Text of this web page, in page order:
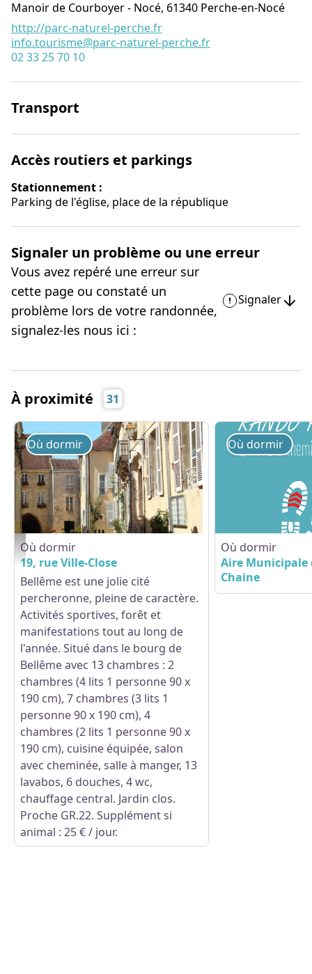
Manoir de Courboyer - Nocé, 61340 Perche-en-Nocé
http://parc-naturel-perche.fr
info.tourisme@parc-naturel-perche.fr
02 33 25 70 10
Transport
Accès routiers et parkings
Stationnement :
Parking de l'église, place de la république
Signaler un problème ou une erreur
Vous avez repéré une erreur sur
cette page ou constaté un
problème lors de votre randonnée,
signalez-les nous ici :
Signaler
À proximité 31
19, rue Ville-Close - © Gites de France Orne
Où dormir
Où dormir
19, rue Ville-Close
Bellême est une jolie cité
percheronne, pleine de caractère.
Activités sportives, forêt et
manifestations tout au long de
l'année. Situé dans le bourg de
Bellême avec 13 chambres : 2
chambres (4 lits 1 personne 90 x
190 cm), 7 chambres (3 lits 1
personne 90 x 190 cm), 4
chambres (2 lits 1 personne 90 x
190 cm), cuisine équipée, salon
avec cheminée, salle à manger, 13
lavabos, 6 douches, 4 wc,
chauffage central. Jardin clos.
Proche GR.22. Supplément si
animal : 25 € / jour.
Où dormir
Où dormir
Aire Municipale
Chaine